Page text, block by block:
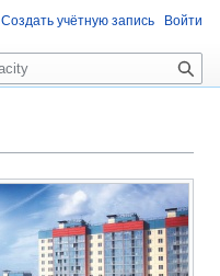
Создать учётную запись Войти